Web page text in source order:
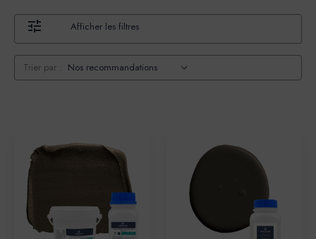
Afficher les filtres
Trier par :